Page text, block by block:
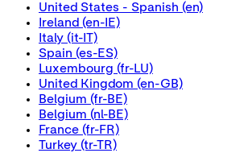
United States - Spanish (en)
Ireland (en-IE)
Italy (it-IT)
Spain (es-ES)
Luxembourg (fr-LU)
United Kingdom (en-GB)
Belgium (fr-BE)
Belgium (nl-BE)
France (fr-FR)
Turkey (tr-TR)